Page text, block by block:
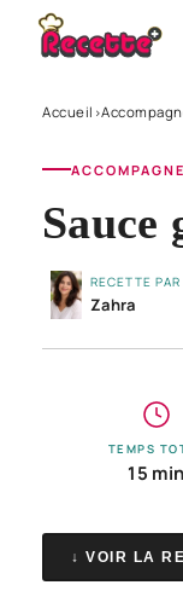
Accueil ›
Sauce
RECETTE PAR
Zahra
TEMPS
15 min
↓ VOIR LA